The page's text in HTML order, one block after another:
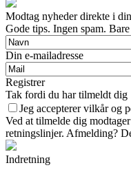
Modtag nyheder direkte i
Gode tips. Ingen spam.
Din e-mailadresse
Registrer
Tak fordi du har tilmeldt dig
Jeg accepterer vilkår og
Ved at tilmelde dig
retningslinjer. Afmelding?
Indretning